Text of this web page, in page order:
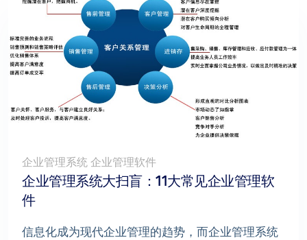
企业管理系统 企业管理软件
企业管理系统大扫盲：11大常见企业管理软
件
信息化成为现代企业管理的趋势，而企业管理系统